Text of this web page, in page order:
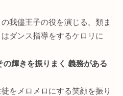
我儘王子の役を演じる。類ま
ダンス指導をするケロリに
の輝きを振りまく 義務がある
をメロメロにする笑顔を振り